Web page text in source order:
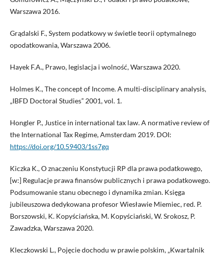
Warszawa 2016.
Grądalski F., System podatkowy w świetle teorii optymalnego
opodatkowania, Warszawa 2006.
Hayek F.A., Prawo, legislacja i wolność, Warszawa 2020.
Holmes K., The concept of Income. A multi-disciplinary analysis,
„IBFD Doctoral Studies” 2001, vol. 1.
Hongler P., Justice in international tax law. A normative review of
the International Tax Regime, Amsterdam 2019. DOI:
https://doi.org/10.59403/1ss7gq
Kiczka K., O znaczeniu Konstytucji RP dla prawa podatkowego,
[w:] Regulacje prawa finansów publicznych i prawa podatkowego.
Podsumowanie stanu obecnego i dynamika zmian. Księga
jubileuszowa dedykowana profesor Wiesławie Miemiec, red. P.
Borszowski, K. Kopyściańska, M. Kopyściański, W. Srokosz, P.
Zawadzka, Warszawa 2020.
Kleczkowski L., Pojęcie dochodu w prawie polskim, „Kwartalnik